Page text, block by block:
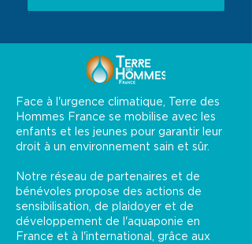
Face à l'urgence climatique, Terre des
Hommes France se mobilise avec les
enfants et les jeunes pour garantir leur
droit à un environnement sain et sûr.
Notre réseau de partenaires et de
bénévoles propose des actions de
sensibilisation, de plaidoyer et de
développement de l'aquaponie en
France et à l'international, grâce aux